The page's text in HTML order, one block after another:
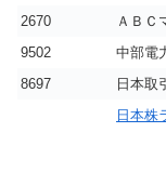
2670
ＡＢＣ
9502
中部電
8697
日本取
日本株